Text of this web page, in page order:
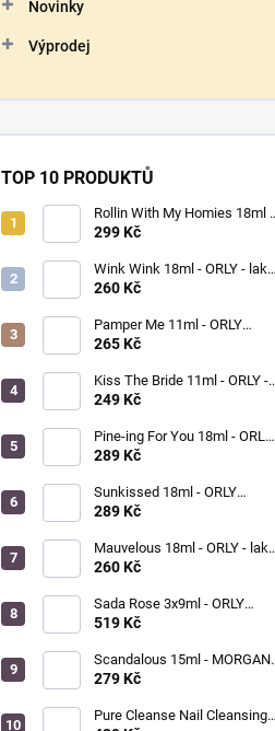
Novinky
Výprodej
TOP 10 PRODUKTŮ
Rollin With My Homies 18ml -
ORLY - lak na nehty
299 Kč
Wink Wink 18ml - ORLY - lak
na nehty
260 Kč
Pamper Me 11ml - ORLY
BREATHABLE - ošetřující lak
265 Kč
Kiss The Bride 11ml - ORLY -
lak na nehty
249 Kč
Pine-ing For You 18ml - ORLY
BREATHABLE - ošetřující
289 Kč
Sunkissed 18ml - ORLY
BREATHABLE - ošetřující
289 Kč
Mauvelous 18ml - ORLY - lak
na nehty
260 Kč
Sada Rose 3x9ml - ORLY
FRENCH MANICURE - sada
519 Kč
Scandalous 15ml - MORGAN
TAYLOR - lak na nehty
279 Kč
Pure Cleanse Nail Cleansing